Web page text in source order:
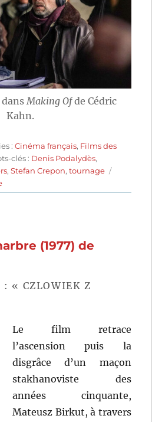
Making Ofde Cédric
Kahn.
:Cinéma français, Films des
clés : Denis Podalydès,
,Stefan Crepon,tournage
sur
Making
Cédric
(1977) de
« CZLOWIEK Z
Le film retrace
l’ascension puis la
disgrâce d’un maçon
stakhanoviste des
années cinquante,
Mateusz Birkut, à travers